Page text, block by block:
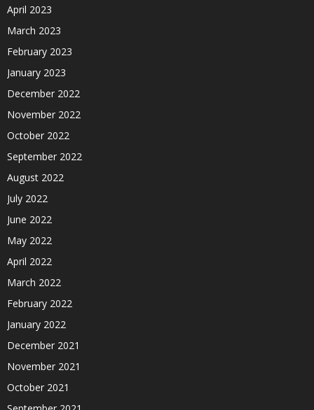
April 2023
March 2023
February 2023
January 2023
December 2022
November 2022
October 2022
September 2022
August 2022
July 2022
June 2022
May 2022
April 2022
March 2022
February 2022
January 2022
December 2021
November 2021
October 2021